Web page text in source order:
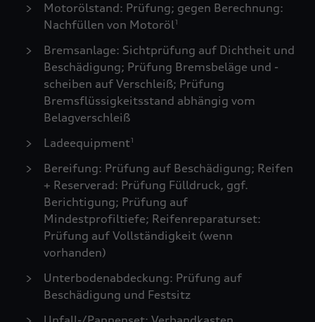
Motorölstand: Prüfung; gegen Berechnung:
Nachfüllen von Motoröl1
Bremsanlage: Sichtprüfung auf Dichtheit und
Beschädigung; Prüfung Bremsbeläge und -
scheiben auf Verschleiß; Prüfung
Bremsflüssigkeitsstand abhängig vom
Belagverschleiß
Ladeequipment1
Bereifung: Prüfung auf Beschädigung; Reifen
+ Reserverad: Prüfung Fülldruck, ggf.
Berichtigung; Prüfung auf
Mindestprofiltiefe; Reifenreparaturset:
Prüfung auf Vollständigkeit (wenn
vorhanden)
Unterbodenabdeckung: Prüfung auf
Beschädigung und Festsitz